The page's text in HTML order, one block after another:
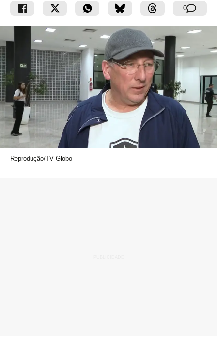
0
Reprodução/TV Globo